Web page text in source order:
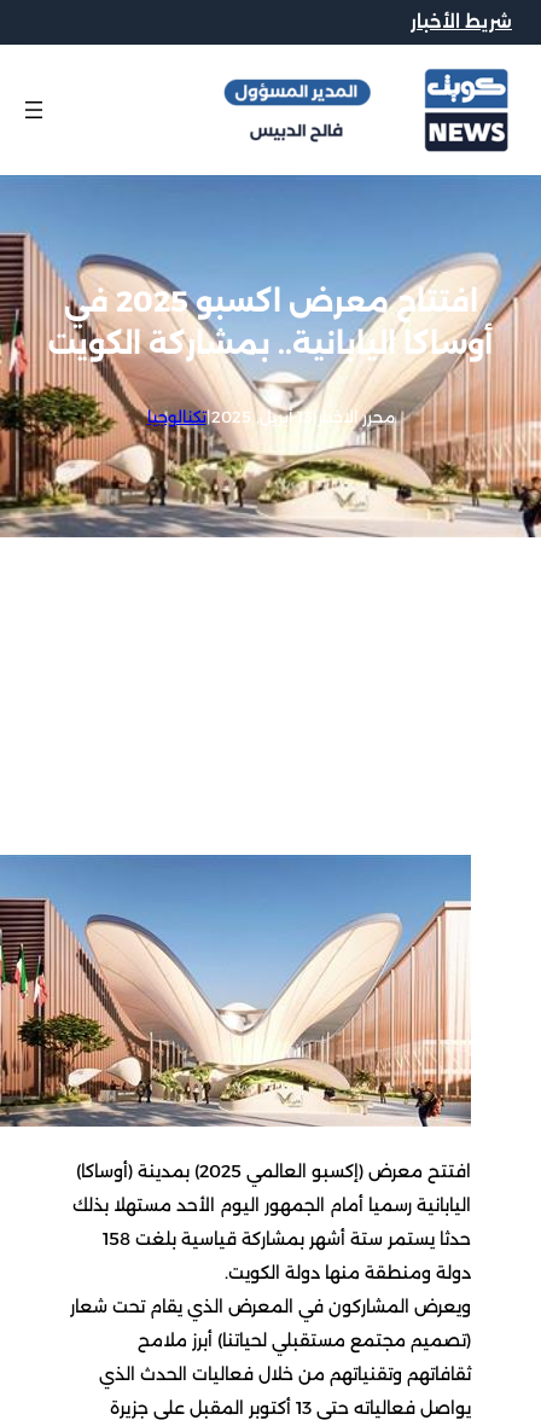
شريط الأخبار
افتتاح معرض اكسبو 2025 في
أوساكا اليابانية.. بمشاركة الكويت
محرر الاخبار 13 أبريل, 2025 |تكنالوجيا
افتتح معرض (إكسبو العالمي 2025) بمدينة (أوساكا)
اليابانية رسميا أمام الجمهور اليوم الأحد مستهلا بذلك
حدثا يستمر ستة أشهر بمشاركة قياسية بلغت 158
دولة ومنطقة منها دولة الكويت.
ويعرض المشاركون في المعرض الذي يقام تحت شعار
(تصميم مجتمع مستقبلي لحياتنا) أبرز ملامح
ثقافاتهم وتقنياتهم من خلال فعاليات الحدث الذي
يواصل فعالياته حتى 13 أكتوبر المقبل على جزيرة